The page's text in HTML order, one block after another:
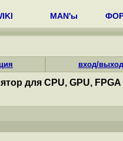
MAN'ы
вход/выход
для CPU, GPU,